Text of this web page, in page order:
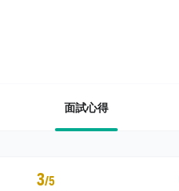
面試心得
3/5